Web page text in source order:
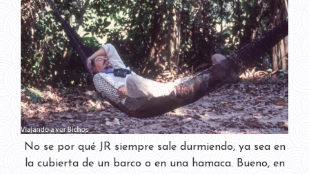
No se por qué JR siempre sale durmiendo, ya sea en
la cubierta de un barco o en una hamaca. Bueno, en